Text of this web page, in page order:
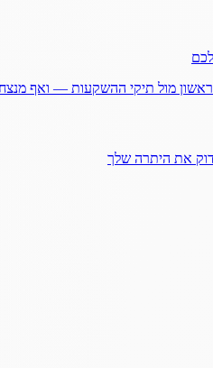
מול תיקי ההשקעות — ואף